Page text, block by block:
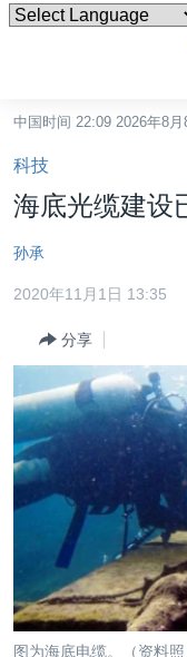
碍
链
接
跳
转
内
到
航
跳
转
台湾
港澳
国际
最新国际新闻
印太
中东
欧洲
非洲
美洲
全球议题
分类新闻
经济·金融·贸易
人权·法律·宗教
科教·文娱·体健
军事
劳工
环境
美中关系
热点专题
白宫要闻
国会报道
美中关系
美国建国250周年
VOA视频
VOA今日焦点
中文广播
关注我们
中国时间 22:09 2026年8
科技
海底光缆建设
孙承
2020年11月1日 13:35
分享
图为海底电缆。（资料照